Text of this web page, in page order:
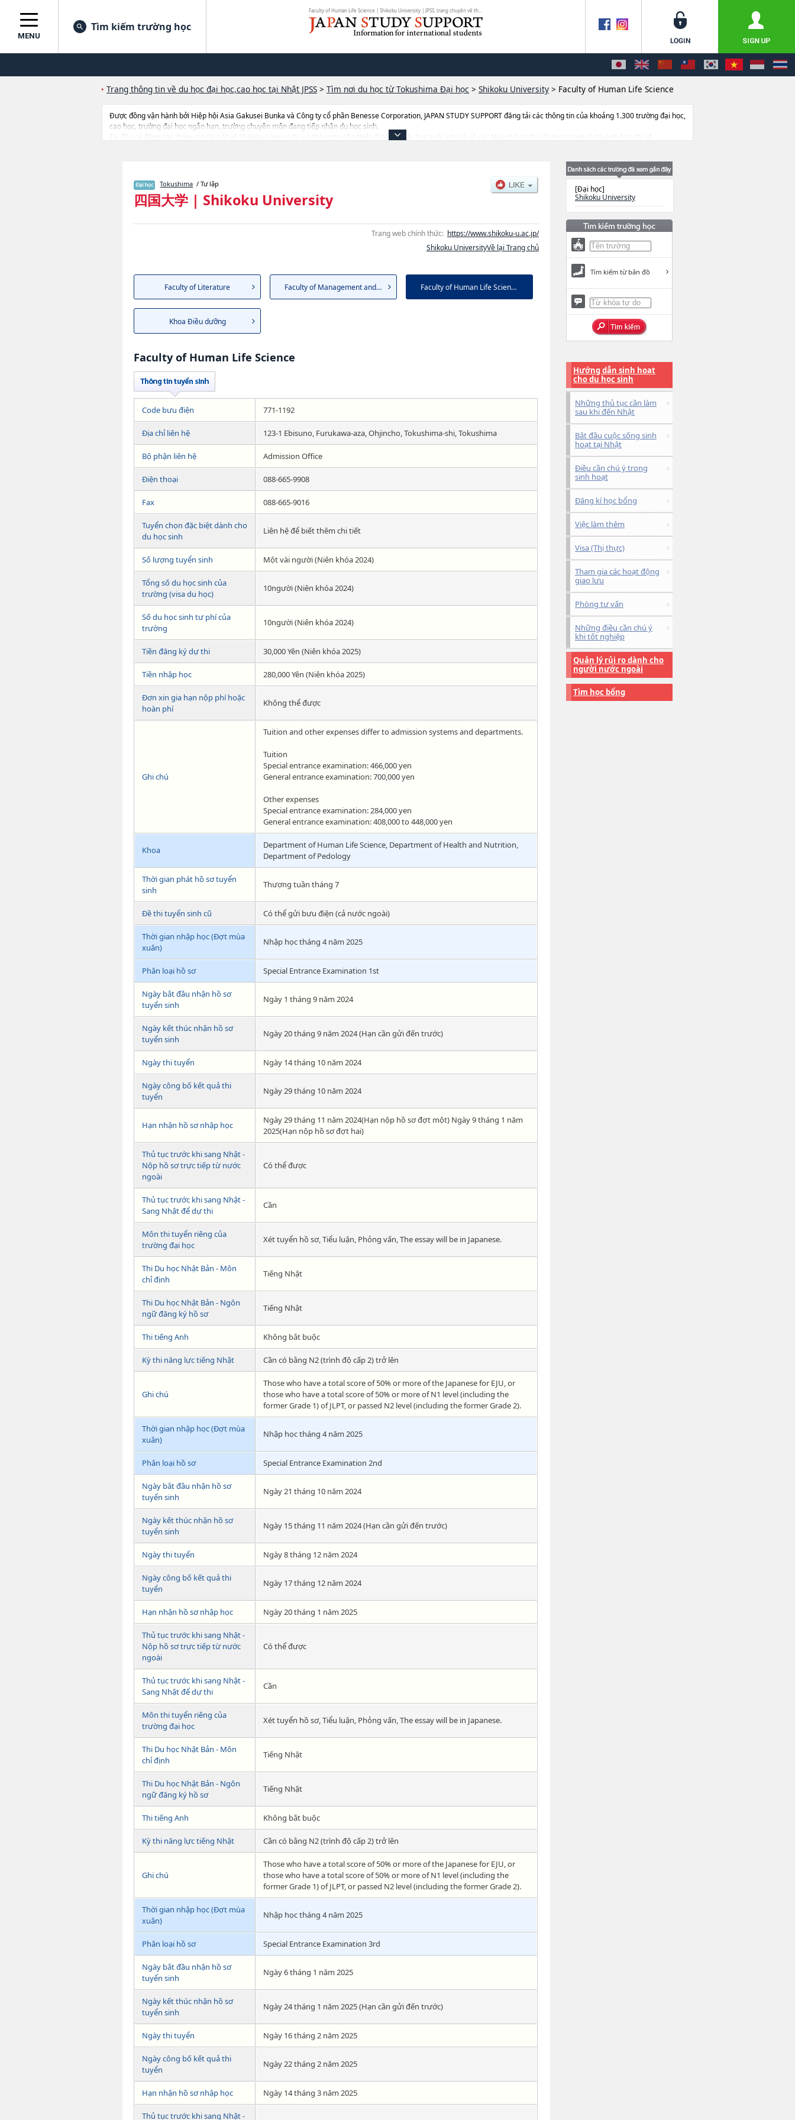
Faculty of Human Life Science | Shikoku University | JPSS, trang chuyên về th...
MENU
Tìm kiếm trường học
Trang thông tin về du học đại học,cao học tại Nhật JPSS > Tìm nơi du học từ Tokushima Đại học > Shikoku University > Faculty of Human Life Science
Được đồng vận hành bởi Hiệp hội Asia Gakusei Bunka và Công ty cổ phần Benesse Corporation, JAPAN STUDY SUPPORT đăng tải các thông tin của khoảng 1.300 trường đại học,
cao học, trường đại học ngắn hạn, trường chuyên môn đang tiếp nhận du học sinh.
Tại đây có đăng các thông tin chi tiết về Shikoku University, và thông tin cần thiết dành cho du học sinh, như là về các Ngành Faculty of LiteraturehoặcNgành Faculty of
Tokushima / Tư lập
四国大学 | Shikoku University
Trang web chính thức: https://www.shikoku-u.ac.jp/
Shikoku UniversityVề lại Trang chủ
Faculty of Literature Faculty of Management and I... Faculty of Human Life Science
Khoa Điều dưỡng
Faculty of Human Life Science
Code bưu điện 771-1192
Địa chỉ liên hệ 123-1 Ebisuno, Furukawa-aza, Ohjincho, Tokushima-shi, Tokushima
Bộ phận liên hệ Admission Office
Điện thoại 088-665-9908
Fax 088-665-9016
Tuyển chọn đặc biệt dành cho
du học sinh
Liên hệ để biết thêm chi tiết
Số lượng tuyển sinh Một vài người (Niên khóa 2024)
Tổng số du học sinh của
trường (visa du học)
10người (Niên khóa 2024)
Số du học sinh tư phí của
trường
10người (Niên khóa 2024)
Tiền đăng ký dự thi 30,000 Yên (Niên khóa 2025)
Tiền nhập học 280,000 Yên (Niên khóa 2025)
Đơn xin gia hạn nộp phí hoặc
hoàn phí
Không thể được
Ghi chú
Tuition and other expenses differ to admission systems and departments.
Tuition
Special entrance examination: 466,000 yen
General entrance examination: 700,000 yen
Other expenses
Special entrance examination: 284,000 yen
General entrance examination: 408,000 to 448,000 yen
Khoa
Department of Human Life Science, Department of Health and Nutrition,
Department of Pedology
Thời gian phát hồ sơ tuyển
sinh
Thượng tuần tháng 7
Đề thi tuyển sinh cũ Có thể gửi bưu điện (cả nước ngoài)
Thời gian nhập học (Đợt mùa
xuân)
Nhập học tháng 4 năm 2025
Phân loại hồ sơ Special Entrance Examination 1st
Ngày bắt đầu nhận hồ sơ
tuyển sinh
Ngày 1 tháng 9 năm 2024
Ngày kết thúc nhận hồ sơ
tuyển sinh
Ngày 20 tháng 9 năm 2024 (Hạn cần gửi đến trước)
Ngày thi tuyển Ngày 14 tháng 10 năm 2024
Ngày công bố kết quả thi
tuyển
Ngày 29 tháng 10 năm 2024
Hạn nhận hồ sơ nhập học
Ngày 29 tháng 11 năm 2024(Hạn nộp hồ sơ đợt một) Ngày 9 tháng 1 năm
2025(Hạn nộp hồ sơ đợt hai)
Thủ tục trước khi sang Nhật -
Nộp hồ sơ trực tiếp từ nước
ngoài
Có thể được
Thủ tục trước khi sang Nhật -
Sang Nhật để dự thi
Cần
Môn thi tuyển riêng của
trường đại học
Xét tuyển hồ sơ, Tiểu luận, Phỏng vấn, The essay will be in Japanese.
Thi Du học Nhật Bản - Môn
chỉ định
Tiếng Nhật
Thi Du học Nhật Bản - Ngôn
ngữ đăng ký hồ sơ
Tiếng Nhật
Thi tiếng Anh Không bắt buộc
Kỳ thi năng lực tiếng Nhật Cần có bằng N2 (trình độ cấp 2) trở lên
Ghi chú
Those who have a total score of 50% or more of the Japanese for EJU, or
those who have a total score of 50% or more of N1 level (including the
former Grade 1) of JLPT, or passed N2 level (including the former Grade 2).
Thời gian nhập học (Đợt mùa
xuân)
Nhập học tháng 4 năm 2025
Phân loại hồ sơ Special Entrance Examination 2nd
Ngày bắt đầu nhận hồ sơ
tuyển sinh
Ngày 21 tháng 10 năm 2024
Ngày kết thúc nhận hồ sơ
tuyển sinh
Ngày 15 tháng 11 năm 2024 (Hạn cần gửi đến trước)
Ngày thi tuyển Ngày 8 tháng 12 năm 2024
Ngày công bố kết quả thi
tuyển
Ngày 17 tháng 12 năm 2024
Hạn nhận hồ sơ nhập học Ngày 20 tháng 1 năm 2025
Thủ tục trước khi sang Nhật -
Nộp hồ sơ trực tiếp từ nước
ngoài
Có thể được
Thủ tục trước khi sang Nhật -
Sang Nhật để dự thi
Cần
Môn thi tuyển riêng của
trường đại học
Xét tuyển hồ sơ, Tiểu luận, Phỏng vấn, The essay will be in Japanese.
Thi Du học Nhật Bản - Môn
chỉ định
Tiếng Nhật
Thi Du học Nhật Bản - Ngôn
ngữ đăng ký hồ sơ
Tiếng Nhật
Thi tiếng Anh Không bắt buộc
Kỳ thi năng lực tiếng Nhật Cần có bằng N2 (trình độ cấp 2) trở lên
Ghi chú
Those who have a total score of 50% or more of the Japanese for EJU, or
those who have a total score of 50% or more of N1 level (including the
former Grade 1) of JLPT, or passed N2 level (including the former Grade 2).
Thời gian nhập học (Đợt mùa
xuân)
Nhập học tháng 4 năm 2025
Phân loại hồ sơ Special Entrance Examination 3rd
Ngày bắt đầu nhận hồ sơ
tuyển sinh
Ngày 6 tháng 1 năm 2025
Ngày kết thúc nhận hồ sơ
tuyển sinh
Ngày 24 tháng 1 năm 2025 (Hạn cần gửi đến trước)
Ngày thi tuyển Ngày 16 tháng 2 năm 2025
Ngày công bố kết quả thi
tuyển
Ngày 22 tháng 2 năm 2025
Hạn nhận hồ sơ nhập học Ngày 14 tháng 3 năm 2025
Thủ tục trước khi sang Nhật -
[Đại học]
Shikoku University
Tìm kiếm từ bản đồ
Hướng dẫn sinh hoạt
cho du học sinh
Những thủ tục cần làm
sau khi đến Nhật
Bắt đầu cuộc sống sinh
hoạt tại Nhật
Điều cần chú ý trong
sinh hoạt
Đăng kí học bổng
Việc làm thêm
Visa (Thị thực)
Tham gia các hoạt động
giao lưu
Phòng tư vấn
Những điều cần chú ý
khi tốt nghiệp
Quản lý rủi ro dành cho
người nước ngoài
Tìm học bổng